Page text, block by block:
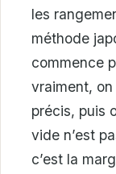
les
méthode
commence
vraiment,
précis, puis
vide n’est
c’est la